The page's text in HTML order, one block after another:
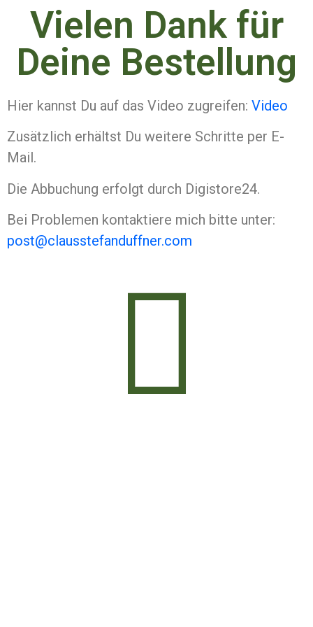
Vielen Dank für
Deine Bestellung
Hier kannst Du auf das Video zugreifen: Video
Zusätzlich erhältst Du weitere Schritte per E-
Mail.
Die Abbuchung erfolgt durch Digistore24.
Bei Problemen kontaktiere mich bitte unter:
post@clausstefanduffner.com